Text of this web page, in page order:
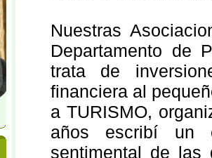
Nuestras
Departamento de
trata de
financiera al
a TURISMO,
años escribí un
sentimental de las